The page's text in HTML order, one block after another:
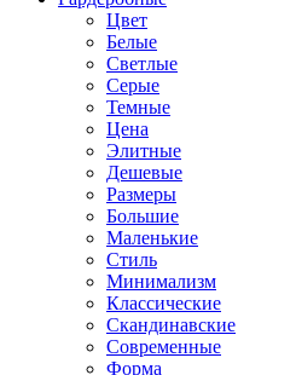
Цвет
Белые
Светлые
Серые
Темные
Цена
Элитные
Дешевые
Размеры
Большие
Маленькие
Стиль
Минимализм
Классические
Скандинавские
Современные
Форма